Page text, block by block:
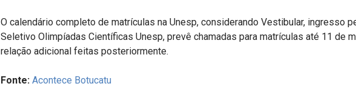
O calendário completo de matrículas na Unesp, considerando Vestibular, ingresso
Seletivo Olimpíadas Científicas Unesp, prevê chamadas para matrículas até 11 de
relação adicional feitas posteriormente.
Fonte: Acontece Botucatu